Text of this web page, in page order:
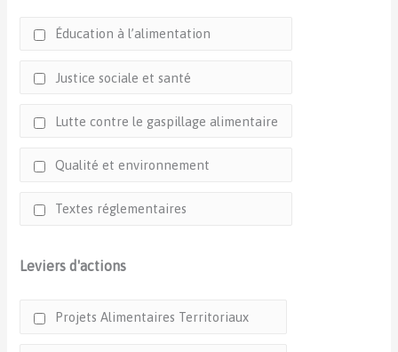
Éducation à l’alimentation
Justice sociale et santé
Lutte contre le gaspillage alimentaire
Qualité et environnement
Textes réglementaires
Leviers d'actions
Projets Alimentaires Territoriaux